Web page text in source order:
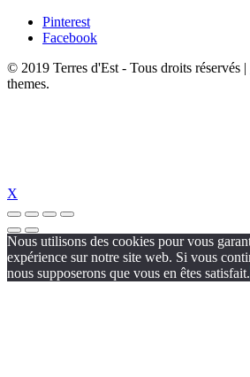
Pinterest
Facebook
© 2019 Terres d'Est - Tous droits réservés |
themes.
X
Nous utilisons des cookies pour vous
expérience sur notre site web. Si vous
nous supposerons que vous en êtes satisfait.